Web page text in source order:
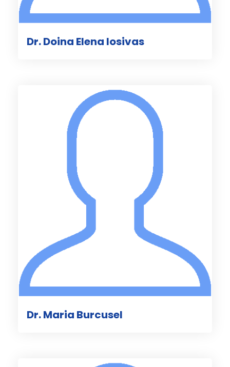
Dr. Doina Elena Iosivas
Dr. Maria Burcusel